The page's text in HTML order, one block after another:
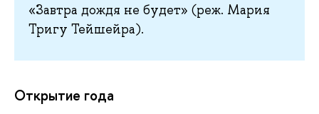
«Завтра дождя не будет» (реж. Мария
Тригу Тейшейра).
Открытие года